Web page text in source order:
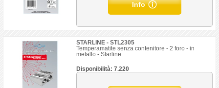
Info
STARLINE - STL2305
Temperamatite senza contenitore - 2 foro - in
metallo - Starline
Disponibilità: 7.220